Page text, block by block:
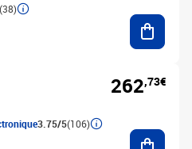
(38)
3.75/5(106)
262,73€